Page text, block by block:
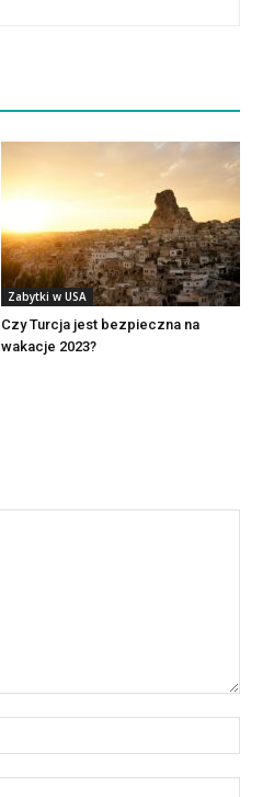
Zabytki w USA
Czy Turcja jest bezpieczna na
wakacje 2023?